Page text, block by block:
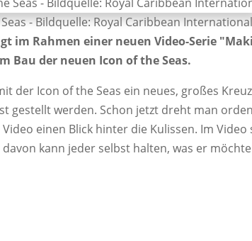
- Bildquelle: Royal Caribbean
im Rahmen einer neuen Video-Serie
Bau der neuen Icon of the Seas.
der Icon of the Seas ein neues, großes
gestellt werden. Schon jetzt dreht man
einen Blick hinter die Kulissen. Im
kann jeder selbst halten, was er